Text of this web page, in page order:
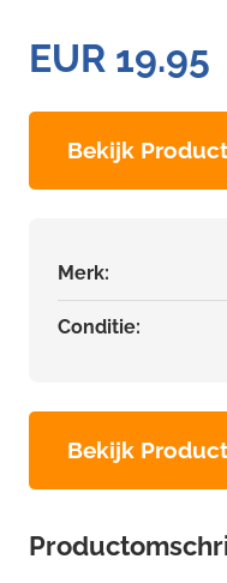
EUR 19.95
Bekijk
Merk:
Conditie:
Bekijk